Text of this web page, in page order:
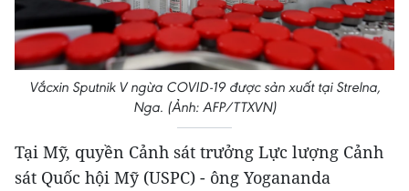
Vắcxin Sputnik V ngừa COVID-19 được sản xuất tại Strelna,
Nga. (Ảnh: AFP/TTXVN)
Tại Mỹ, quyền Cảnh sát trưởng Lực lượng Cảnh
sát Quốc hội Mỹ (USPC) - ông Yogananda